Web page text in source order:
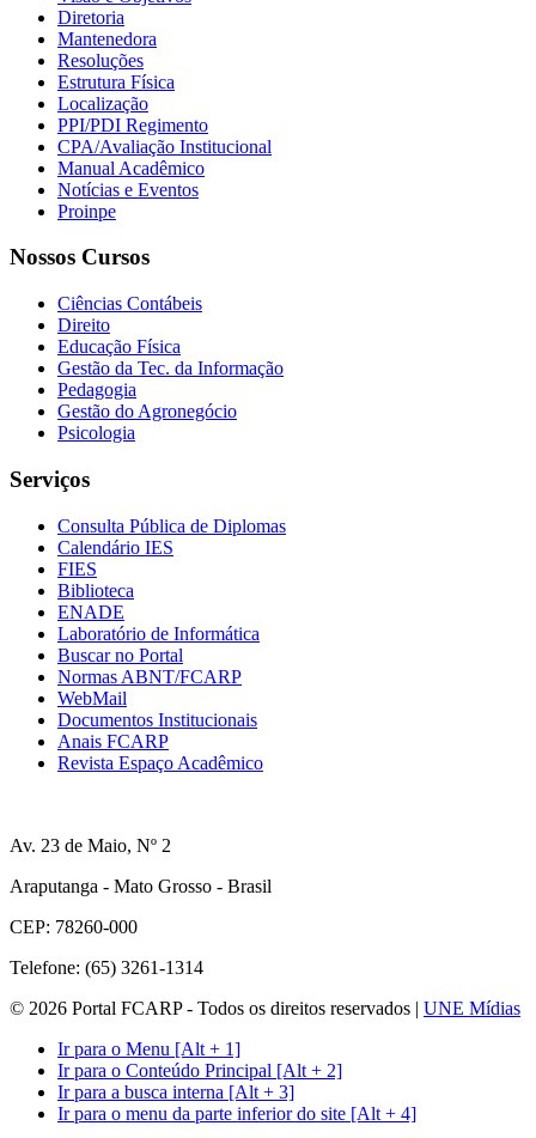
Diretoria
Mantenedora
Resoluções
Estrutura Física
Localização
PPI/PDI Regimento
CPA/Avaliação Institucional
Manual Acadêmico
Notícias e Eventos
Proinpe
Nossos Cursos
Ciências Contábeis
Direito
Educação Física
Gestão da Tec. da Informação
Pedagogia
Gestão do Agronegócio
Psicologia
Serviços
Consulta Pública de Diplomas
Calendário IES
FIES
Biblioteca
ENADE
Laboratório de Informática
Buscar no Portal
Normas ABNT/FCARP
WebMail
Documentos Institucionais
Anais FCARP
Revista Espaço Acadêmico
Av. 23 de Maio, Nº 2
Araputanga - Mato Grosso - Brasil
CEP: 78260-000
Telefone: (65) 3261-1314
© 2026 Portal FCARP - Todos os direitos reservados | UNE Mídias
Ir para o Menu [Alt + 1]
Ir para o Conteúdo Principal [Alt + 2]
Ir para a busca interna [Alt + 3]
Ir para o menu da parte inferior do site [Alt + 4]